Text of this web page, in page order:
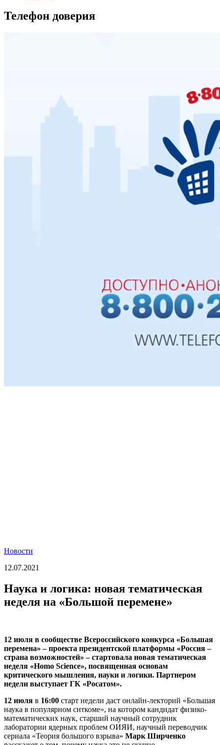
Телефон доверия
Новости
12.07.2021
Наука и логика: новая тематическая
неделя на «Большой перемене»
12 июля в сообществе Всероссийского конкурса «Большая
перемена» – проекта президентской платформы «Россия –
страна возможностей» – стартовала новая тематическая
неделя «Homo Science», посвященная основам
критического мышления, науки и логики. Партнером
недели выступает ГК «Росатом».
12 июля в 16:00 старт недели даст онлайн-лекторий «Большая
наука в популярном ситкоме», на котором кандидат физико-
математических наук, старший научный сотрудник
лаборатории ядерных проблем ОИЯИ, научный переводчик
сериала «Теория большого взрыва» Марк Ширченко